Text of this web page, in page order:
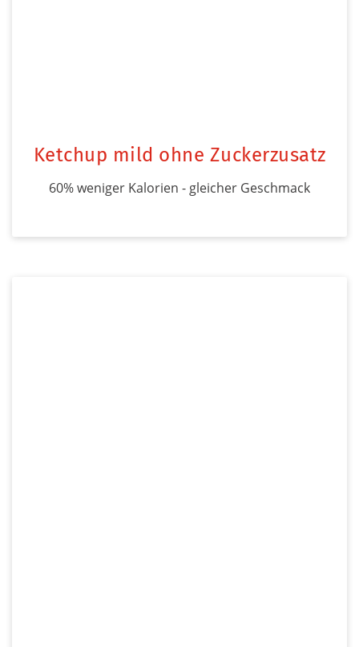
Ketchup mild ohne Zuckerzusatz
60% weniger Kalorien - gleicher Geschmack